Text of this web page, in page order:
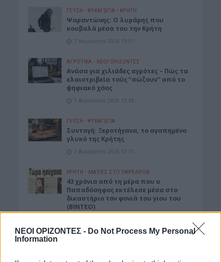
ΝΕΟΙ ΟΡΙΖΟΝΤΕΣ - Do Not Process My Personal
Information
ΓΕΎΣΗ - ΨΥΧΑΓΩΓΊΑ • ΚΡΗΤΗ
Ψαραντώνης: Ο λυράρης που
κουβαλά μέσα του την Κρήτη
7 Αυγούστου 2026 13:51
ΑΓΡΟΤΙΚΑ • ΝΕΟΙ ΟΡΙΖΟΝΤΕΣ
Ανάσα για χιλιάδες αγρότες – Πώς τα
ελαιοτριβεία τούς “σώζουν” από το
ψηφιακό χάος
7 Αυγούστου 2026 13:30
ΓΕΎΣΗ - ΨΥΧΑΓΩΓΊΑ
Συνταγή: Ξεροτήγανα, το αγαπημένο
γλυκό της Κρήτης
7 Αυγούστου 2026 13:11
ΚΡΗΤΗ • ΜΑΤΙΕΣ ΣΤΟ ΠΑΡΕΛΘΟΝ
43 χρόνια από τη μέρα που ο
Παπαδόσηφος εκτέλεσε μέσα στο
δικαστήριο τον φονιά του γιου του
(ΒΙΝΤΕΟ)
Δημοφιλή αυτή την εβδομάδα